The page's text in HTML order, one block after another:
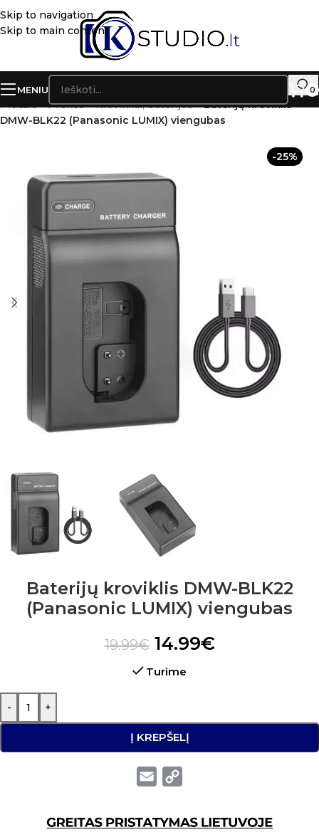
Skip to navigation
Skip to main content
MENIU 0
Pradžia»Prekės»Krovikliai, baterijos»Baterijų kroviklis
DMW-BLK22 (Panasonic LUMIX) viengubas
-25%
Baterijų kroviklis DMW-BLK22
(Panasonic LUMIX) viengubas
19.99€ 14.99€
Turime
- +
Į KREPŠELĮ
Email